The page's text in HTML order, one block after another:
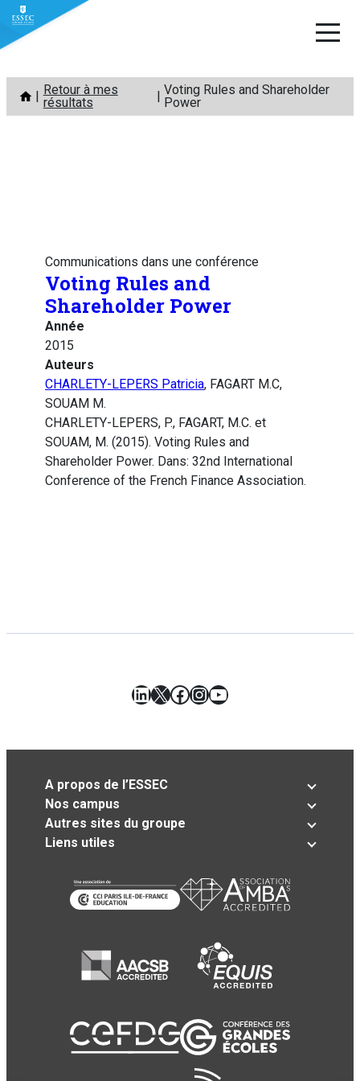
Aller
contenu
Retour à mes
résultats
Voting Rules and Shareholder
Power
Communications dans une conférence
Voting Rules and
Shareholder Power
Année
2015
Auteurs
CHARLETY-LEPERS Patricia, FAGART M.C,
SOUAM M.
CHARLETY-LEPERS, P., FAGART, M.C. et
SOUAM, M. (2015). Voting Rules and
Shareholder Power. Dans: 32nd International
Conference of the French Finance Association.
LinkedIn
X Facebook
Instagram
YouTube
A propos de l’ESSEC
Nos campus
Autres sites du groupe
Liens utiles